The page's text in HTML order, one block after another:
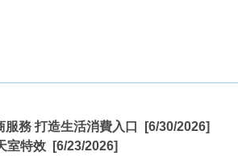
務 打造生活消費入口
[6/30/2026]
室特效 [6/23/2026]